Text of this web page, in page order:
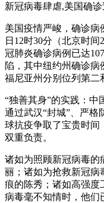
新冠病毒肆虐,美国确
美国疫情严峻，确诊病
日12时30分（北京时
冠肺炎确诊病例已达
陷，其中纽约州确诊病
福尼亚州分别位列第二
“独善其身”的实践：中
通过武汉“封城”、严格
球抗疫争取了宝贵时间
双重负责。
诸如为照顾新冠病毒的
丽；诸如为抢救新冠病
痕的陈秀；诸如高强
病毒毫不知情时，他们